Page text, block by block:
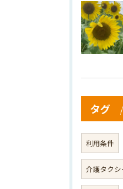
タグ
利用条件
介護タクシ